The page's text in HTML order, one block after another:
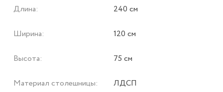
Длина: 240 см
Ширина: 120 см
Высота: 75 см
Материал столешницы: ЛДСП